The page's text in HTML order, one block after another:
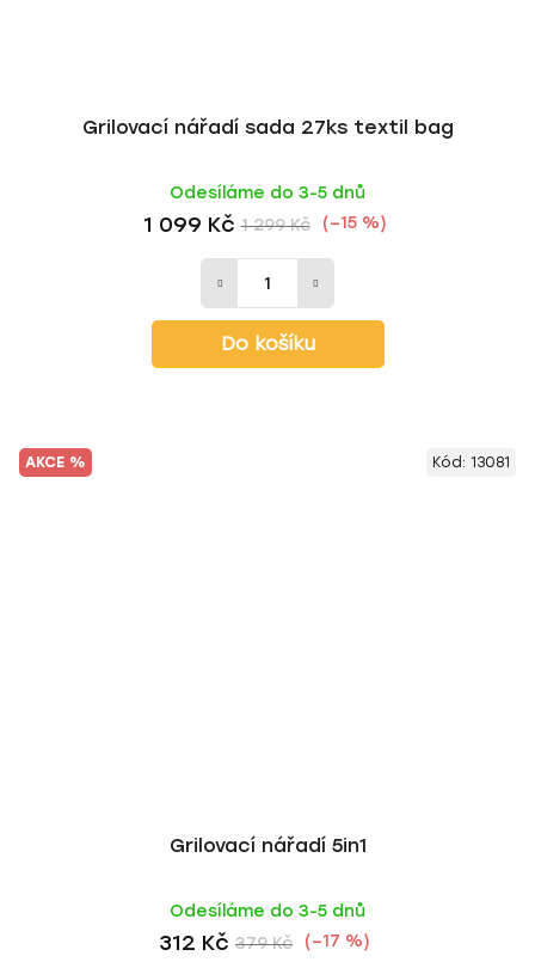
Grilovací nářadí sada 27ks textil bag
Odesíláme do 3-5 dnů
1 099 Kč 1 299 Kč (–15 %)
Do košíku
AKCE %
Grilovací nářadí 5in1
Odesíláme do 3-5 dnů
312 Kč 379 Kč (–17 %)
Kód: 13081